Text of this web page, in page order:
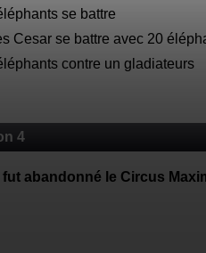
se battre
Cesar se battre avec 20
contre un gladiateurs
4
fut abandonné le Circus